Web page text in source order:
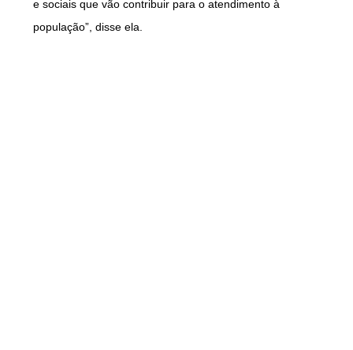
e sociais que vão contribuir para o atendimento à
população”, disse ela.